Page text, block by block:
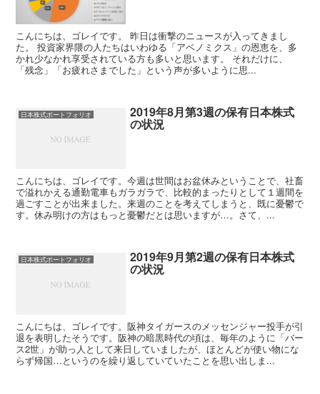
こんにちは、ゴレイです。 昨日は衝撃のニュースが入ってきまし
た。 投資家界隈の人たちはいわゆる「アベノミクス」の恩恵を、多
かれ少なかれ享受されている方も多いと思います。 それだけに、
「残念」「お疲れさまでした」という声が多いように思...
日本株式ポートフォリオ 2019年8月第3週の保有日本株式
の状況
こんにちは、ゴレイです。今週は世間はお盆休みということで、社畜
で溢れかえる通勤電車もガラガラで、比較的まったりとして１週間を
過ごすことが出来ました。来週のことを考えてしまうと、既に憂鬱で
す。休み明けの方はもっと憂鬱だとは思いますが…。さて、...
日本株式ポートフォリオ 2019年9月第2週の保有日本株式
の状況
こんにちは、ゴレイです。阪神タイガースのメッセンジャー投手が引
退を表明したそうです。阪神の暗黒時代の頃は、毎年のように「バー
ス2世」が助っ人として来日していましたが、ほとんどが使い物にな
らず帰国…というのを繰り返していていたことを思い出しま...